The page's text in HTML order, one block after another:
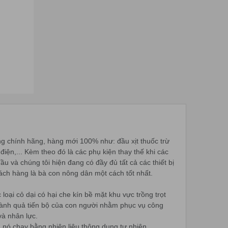
chính hãng, hàng mới 100% như: đầu xịt thuốc trừ
Kèm theo đó là các phụ kiện thay thế khi các
và chúng tôi hiện đang có đầy đủ tất cả các thiết bị
hàng là bà con nông dân một cách tốt nhất.
cỏ dại có hại che kín bề mặt khu vực trồng trọt
quả tiến bộ của con người nhằm phục vụ công
nhân lực.